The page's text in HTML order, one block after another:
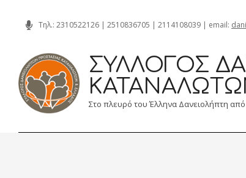
content
Τηλ.: 2310522126 | 2510836705 | 2114108039 | email:
ΣΎΛΛΟΓΟΣ
Στο πλευρό του Έλληνα Δανειολήπτη από